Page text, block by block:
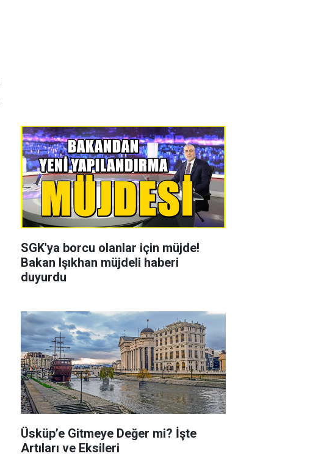
SGK'ya borcu olanlar için müjde!
Bakan Işıkhan müjdeli haberi
duyurdu
Üsküp’e Gitmeye Değer mi? İşte
Artıları ve Eksileri